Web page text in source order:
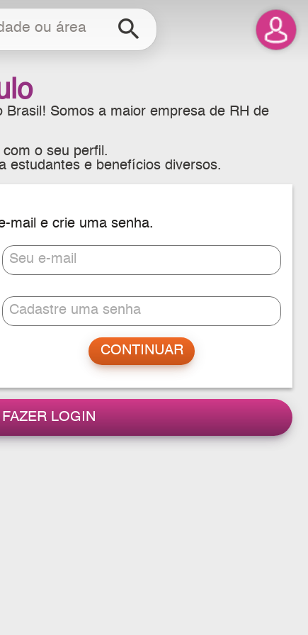
search
Somos a maior empresa de RH de
o seu perfil.
estudantes e benefícios diversos.
mail e crie uma senha.
Seu e-mail
Cadastre uma senha
LOGIN